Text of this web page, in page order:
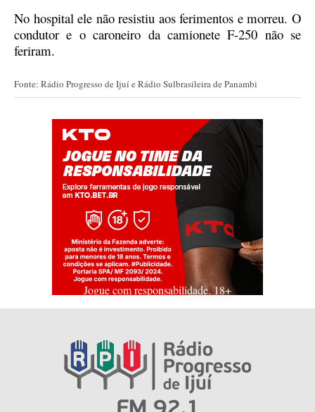
No hospital ele não resistiu aos ferimentos e morreu. O
condutor e o caroneiro da camionete F-250 não se
feriram.
Fonte: Rádio Progresso de Ijuí e Rádio Sulbrasileira de Panambi
Jogue com responsabilidade. 18+